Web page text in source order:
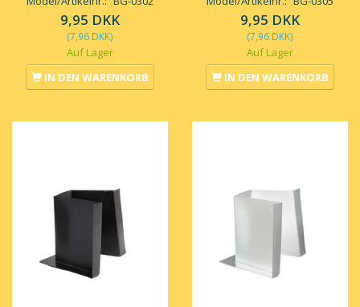
9,95 DKK
(7,96 DKK)
Auf Lager
IN DEN WARENKORB
9,95 DKK
(7,96 DKK)
Auf Lager
IN DEN WARENKORB